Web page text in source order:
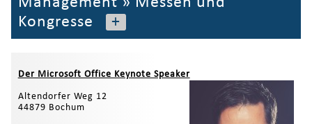
Kongresse
+
Der Microsoft Office Keynote Speaker
Altendorfer Weg 12
44879 Bochum